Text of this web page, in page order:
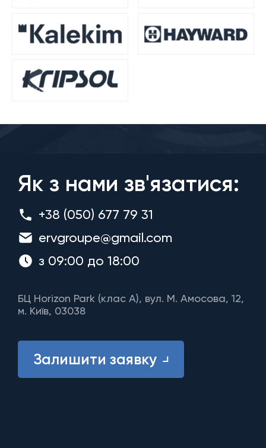
Як з нами зв'язатися:
+38 (050) 677 79 31
ervgroupe@gmail.com
з 09:00 до 18:00
БЦ Horizon Park (клас A), вул. М. Амосова, 12,
м. Київ, 03038
Залишити заявку